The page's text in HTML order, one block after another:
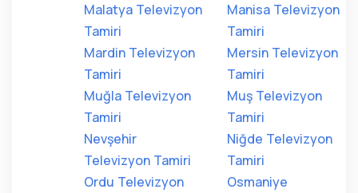
Malatya Televizyon
Tamiri
Manisa Televizyon
Tamiri
Mardin Televizyon
Tamiri
Mersin Televizyon
Tamiri
Muğla Televizyon
Tamiri
Muş Televizyon
Tamiri
Nevşehir
Televizyon Tamiri
Niğde Televizyon
Tamiri
Ordu Televizyon
Osmaniye